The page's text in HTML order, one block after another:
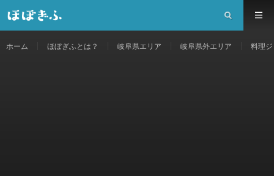
ホーム ほぼぎふとは？ 岐阜県エリア 岐阜県外エリア 料理